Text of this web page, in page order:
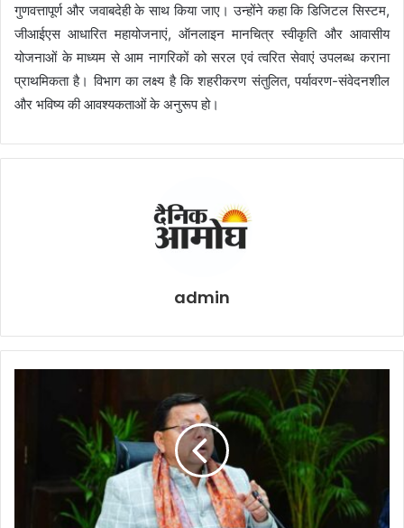
गुणवत्तापूर्ण और जवाबदेही के साथ किया जाए। उन्होंने कहा कि डिजिटल सिस्टम,
जीआईएस आधारित महायोजनाएं, ऑनलाइन मानचित्र स्वीकृति और आवासीय
योजनाओं के माध्यम से आम नागरिकों को सरल एवं त्वरित सेवाएं उपलब्ध कराना
प्राथमिकता है। विभाग का लक्ष्य है कि शहरीकरण संतुलित, पर्यावरण-संवेदनशील
और भविष्य की आवश्यकताओं के अनुरूप हो।
admin